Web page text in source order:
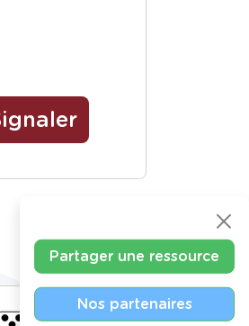
Partager une ressource
Nos partenaires